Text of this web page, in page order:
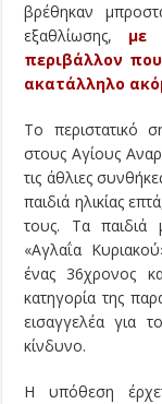
βρέθηκαν
εξαθλίωσης, με
περιβάλλον
ακατάλληλο
Το περιστατικό
στους Αγίους
τις άθλιες
παιδιά ηλικίας
τους. Τα παιδιά
«Αγλαΐα
ένας 36χρονος
κατηγορία της
εισαγγελέα για
κίνδυνο.
Η υπόθεση